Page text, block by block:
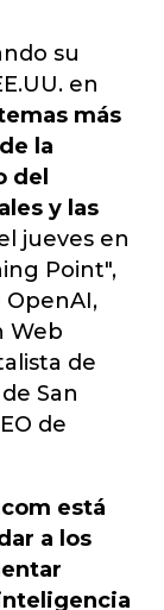
su
en
más
la
del
y las
jueves en
Point",
OpenAI,
Web
de
San
de
está
a los